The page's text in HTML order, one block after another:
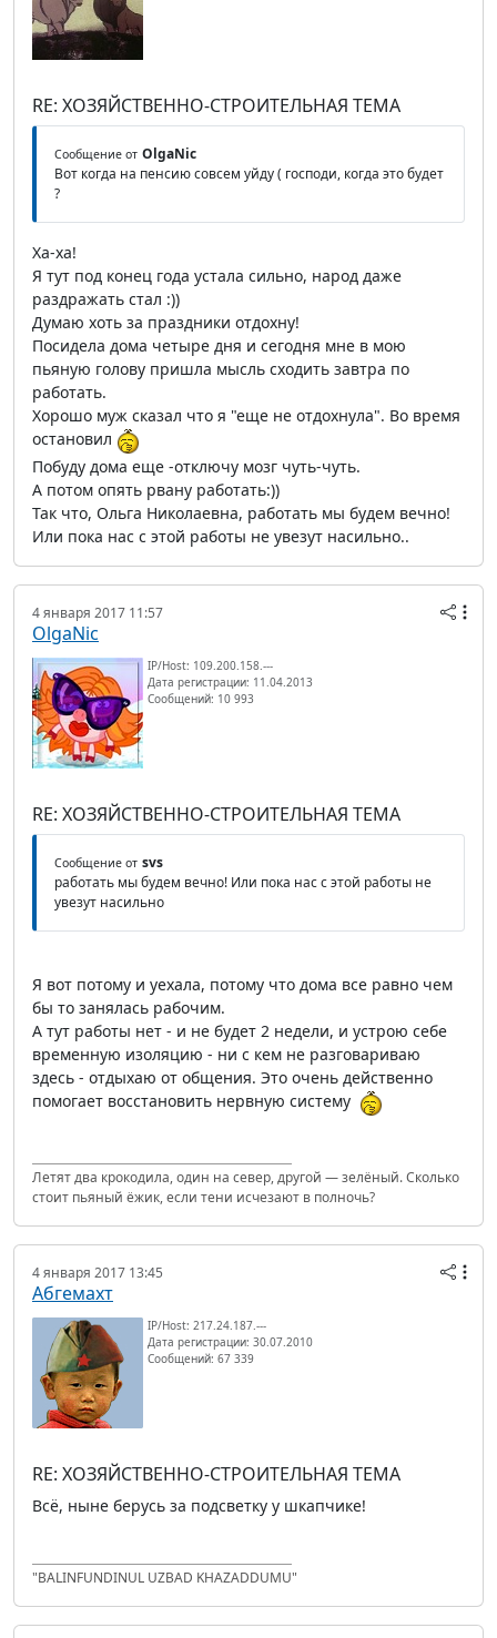
RE: ХОЗЯЙСТВЕННО-СТРОИТЕЛЬНАЯ ТЕМА
Сообщение от OlgaNic
Вот когда на пенсию совсем уйду ( господи, когда это будет
?
Ха-ха!
Я тут под конец года устала сильно, народ даже
раздражать стал :))
Думаю хоть за праздники отдохну!
Посидела дома четыре дня и сегодня мне в мою
пьяную голову пришла мысль сходить завтра по
работать.
Хорошо муж сказал что я "еще не отдохнула". Во время
остановил
Побуду дома еще -отключу мозг чуть-чуть.
А потом опять рвану работать:))
Так что, Ольга Николаевна, работать мы будем вечно!
Или пока нас с этой работы не увезут насильно..
4 января 2017 11:57
OlgaNic
IP/Host: 109.200.158.---
Дата регистрации: 11.04.2013
Сообщений: 10 993
RE: ХОЗЯЙСТВЕННО-СТРОИТЕЛЬНАЯ ТЕМА
Сообщение от svs
работать мы будем вечно! Или пока нас с этой работы не
увезут насильно
Я вот потому и уехала, потому что дома все равно чем
бы то занялась рабочим.
А тут работы нет - и не будет 2 недели, и устрою себе
временную изоляцию - ни с кем не разговариваю
здесь - отдыхаю от общения. Это очень действенно
помогает восстановить нервную систему
Летят два крокодила, один на север, другой — зелёный. Сколько
стоит пьяный ёжик, если тени исчезают в полночь?
4 января 2017 13:45
Абгемахт
IP/Host: 217.24.187.---
Дата регистрации: 30.07.2010
Сообщений: 67 339
RE: ХОЗЯЙСТВЕННО-СТРОИТЕЛЬНАЯ ТЕМА
Всё, ныне берусь за подсветку у шкапчике!
"BALINFUNDINUL UZBAD KHAZADDUMU"